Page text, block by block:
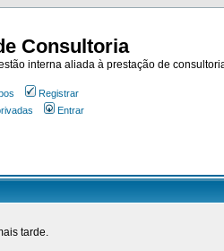
Consultoria
interna aliada à prestação de
Registrar
Entrar
tarde.